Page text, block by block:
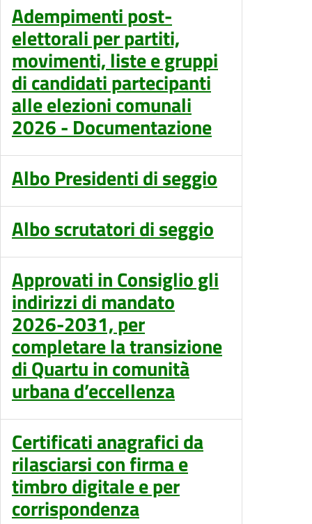
Adempimenti post-
elettorali per partiti,
movimenti, liste e gruppi
di candidati partecipanti
alle elezioni comunali
2026 - Documentazione
Albo Presidenti di seggio
Albo scrutatori di seggio
Approvati in Consiglio gli
indirizzi di mandato
2026-2031, per
completare la transizione
di Quartu in comunità
urbana d’eccellenza
Certificati anagrafici da
rilasciarsi con firma e
timbro digitale e per
corrispondenza